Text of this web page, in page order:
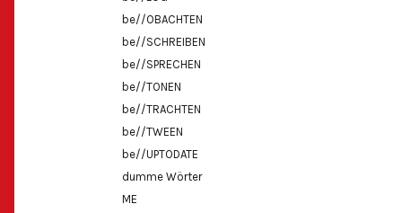
be//OBACHTEN
be//SCHREIBEN
be//SPRECHEN
be//TONEN
be//TRACHTEN
be//TWEEN
be//UPTODATE
dumme Wörter
ME